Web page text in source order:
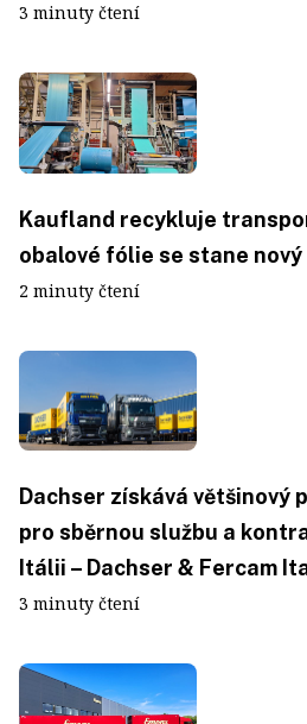
3 minuty čtení
Kaufland recykluje
obalové fólie se stane
2 minuty čtení
Dachser získává většinový
pro sběrnou službu a
Itálii – Dachser & Fercam
3 minuty čtení